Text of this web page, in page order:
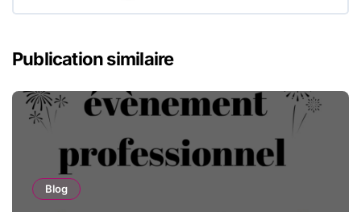
Publication similaire
Blog